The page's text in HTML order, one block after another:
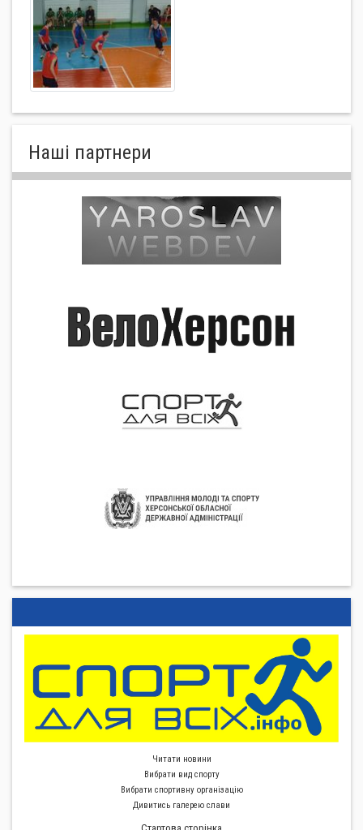
Нашi партнери
Читати новини
Вибрати вид спорту
Вибрати спортивну органiзацiю
Дивитись галерею слави